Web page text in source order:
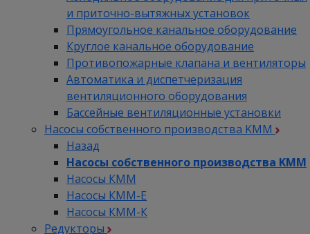
и приточно-вытяжных установок
Прямоугольное канальное оборудование
Круглое канальное оборудование
Противопожарные клапана и вентиляторы
Автоматика и диспетчеризация
вентиляционного оборудования
Бассейные вентиляционные установки
Насосы собственного производства KMM
Назад
Насосы собственного производства KMM
Насосы КММ
Насосы КММ-Е
Насосы КММ-К
Редукторы